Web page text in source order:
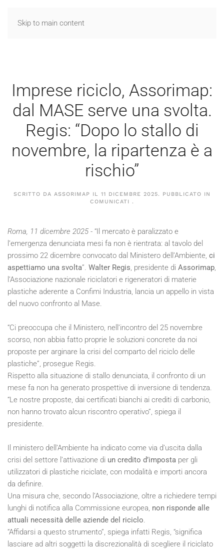
Skip to main content
Imprese riciclo, Assorimap:
dal MASE serve una svolta.
Regis: “Dopo lo stallo di
novembre, la ripartenza è a
rischio”
SCRITTO DA ASSORIMAP IL 11 DICEMBRE 2025. PUBBLICATO IN
COMUNICATI .
Roma, 11 dicembre 2025 - “Il mercato è paralizzato e
l’emergenza denunciata mesi fa non è rientrata: al tavolo del
prossimo 22 dicembre convocato dal Ministero dell’Ambiente, ci
aspettiamo una svolta”. Walter Regis, presidente di Assorimap,
l’Associazione nazionale riciclatori e rigeneratori di materie
plastiche aderente a Confimi Industria, lancia un appello in vista
del nuovo confronto al Mase.
“Ci preoccupa che il Ministero, nell’incontro del 25 novembre
scorso, non abbia fatto proprie le soluzioni concrete da noi
proposte per arginare la crisi del comparto del riciclo delle
plastiche”, prosegue Regis.
Rispetto alla situazione di stallo denunciata, il confronto di un
mese fa non ha generato prospettive di inversione di tendenza.
“Le nostre proposte, dai certificati bianchi ai crediti di carbonio,
non hanno trovato alcun riscontro operativo”, spiega il
presidente.
Il ministero dell’Ambiente ha indicato come via d’uscita dalla
crisi del settore l’attivazione di un credito d’imposta per gli
utilizzatori di plastiche riciclate, con modalità e importi ancora
da definire.
Una misura che, secondo l’Associazione, oltre a richiedere tempi
lunghi di notifica alla Commissione europea, non risponde alle
attuali necessità delle aziende del riciclo.
“Affidarsi a questo strumento”, spiega infatti Regis, “significa
lasciare ad altri soggetti la discrezionalità di scegliere il riciclato